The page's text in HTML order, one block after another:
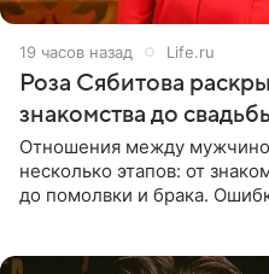
19 часов назад Life.ru
Роза Сябитова
знакомства до
Отношения между
несколько этапов: от
до помолвки и брака.